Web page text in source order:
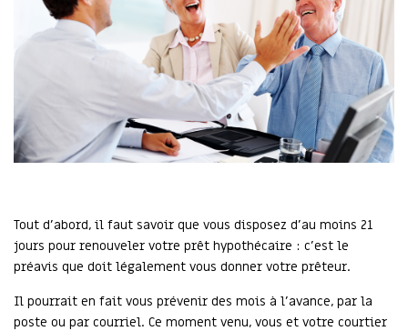
Tout d’abord, il faut savoir que vous disposez d’au moins 21
jours pour renouveler votre prêt hypothécaire : c’est le
préavis que doit légalement vous donner votre prêteur.
Il pourrait en fait vous prévenir des mois à l’avance, par la
poste ou par courriel. Ce moment venu, vous et votre courtier